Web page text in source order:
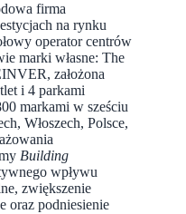
firma
na rynku
operator centrów
marki własne: The
założona
i 4 parkami
markami w sześciu
Włoszech, Polsce,
Building
wpływu
zwiększenie
oraz podniesienie